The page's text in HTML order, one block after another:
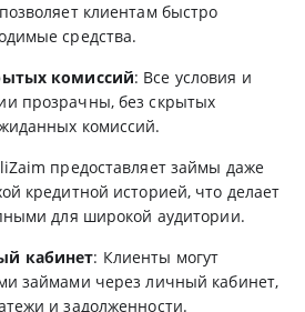
клиентам быстро
средства.
комиссий: Все условия и
прозрачны, без скрытых
комиссий.
предоставляет займы даже
кредитной историей, что делает
для широкой аудитории.
кабинет: Клиенты могут
займами через личный кабинет,
и задолженности.